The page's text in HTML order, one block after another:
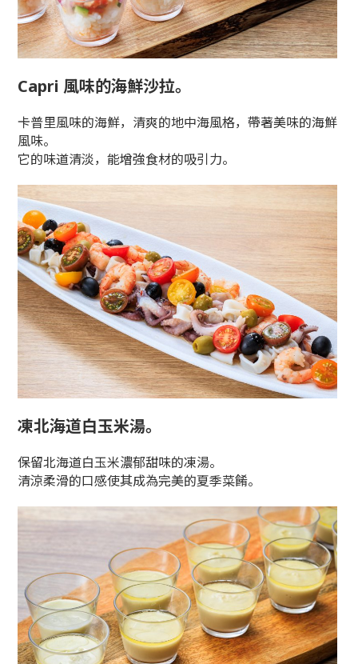
Capri 風味的海鮮沙拉。
卡普里風味的海鮮，清爽的地中海風格，帶著美味的海鮮
風味。
它的味道清淡，能增強食材的吸引力。
凍北海道白玉米湯。
保留北海道白玉米濃郁甜味的凍湯。
清涼柔滑的口感使其成為完美的夏季菜餚。